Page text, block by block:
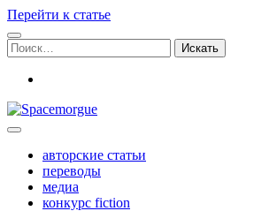
Перейти к статье
Поиск:
Spacemorgue
авторские статьи
переводы
медиа
конкурс fiction